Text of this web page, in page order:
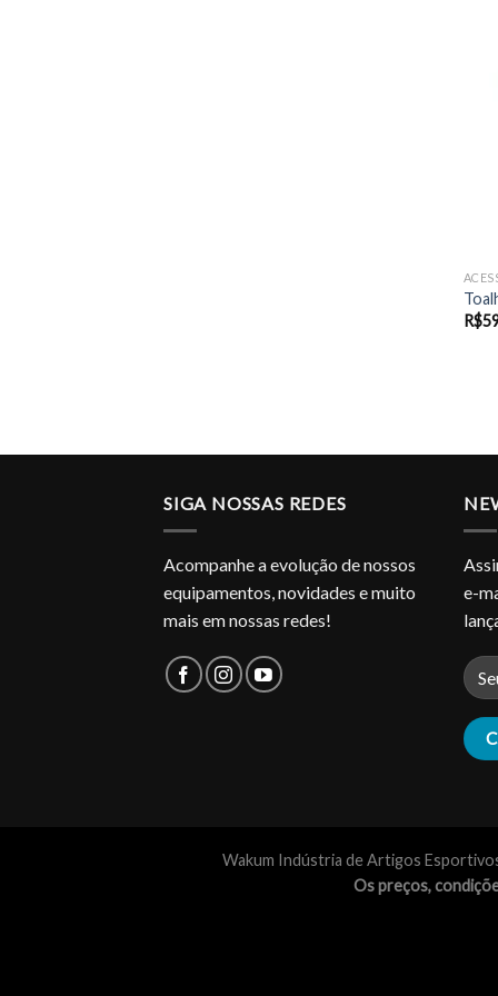
R$
SIGA NOSSAS REDES
Acompanhe a evolução de nossos
equipamentos, novidades e muito
mais em nossas redes!
e-
Wakum Indústria de Artigos
Os preços,